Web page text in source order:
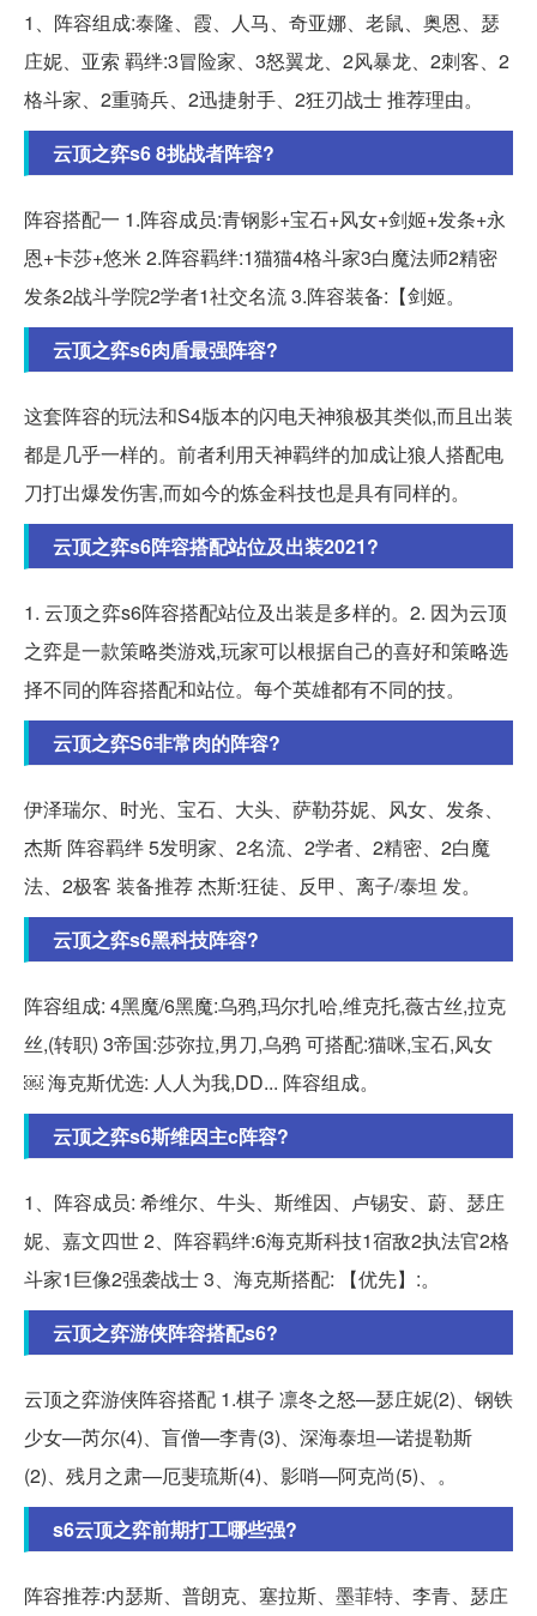
1、阵容组成:泰隆、霞、人马、奇亚娜、老鼠、奥恩、瑟
庄妮、亚索 羁绊:3冒险家、3怒翼龙、2风暴龙、2刺客、2
格斗家、2重骑兵、2迅捷射手、2狂刃战士 推荐理由。
云顶之弈s6 8挑战者阵容?
阵容搭配一 1.阵容成员:青钢影+宝石+风女+剑姬+发条+永
恩+卡莎+悠米 2.阵容羁绊:1猫猫4格斗家3白魔法师2精密
发条2战斗学院2学者1社交名流 3.阵容装备:【剑姬。
云顶之弈s6肉盾最强阵容?
这套阵容的玩法和S4版本的闪电天神狼极其类似,而且出装
都是几乎一样的。前者利用天神羁绊的加成让狼人搭配电
刀打出爆发伤害,而如今的炼金科技也是具有同样的。
云顶之弈s6阵容搭配站位及出装2021?
1. 云顶之弈s6阵容搭配站位及出装是多样的。2. 因为云顶
之弈是一款策略类游戏,玩家可以根据自己的喜好和策略选
择不同的阵容搭配和站位。每个英雄都有不同的技。
云顶之弈S6非常肉的阵容?
伊泽瑞尔、时光、宝石、大头、萨勒芬妮、风女、发条、
杰斯 阵容羁绊 5发明家、2名流、2学者、2精密、2白魔
法、2极客 装备推荐 杰斯:狂徒、反甲、离子/泰坦 发。
云顶之弈s6黑科技阵容?
阵容组成: 4黑魔/6黑魔:乌鸦,玛尔扎哈,维克托,薇古丝,拉克
丝,(转职) 3帝国:莎弥拉,男刀,乌鸦 可搭配:猫咪,宝石,风女
￼ 海克斯优选: 人人为我,DD... 阵容组成。
云顶之弈s6斯维因主c阵容?
1、阵容成员: 希维尔、牛头、斯维因、卢锡安、蔚、瑟庄
妮、嘉文四世 2、阵容羁绊:6海克斯科技1宿敌2执法官2格
斗家1巨像2强袭战士 3、海克斯搭配: 【优先】:。
云顶之弈游侠阵容搭配s6?
云顶之弈游侠阵容搭配 1.棋子 凛冬之怒—瑟庄妮(2)、钢铁
少女—芮尔(4)、盲僧—李青(3)、深海泰坦—诺提勒斯
(2)、残月之肃—厄斐琉斯(4)、影哨—阿克尚(5)、。
s6云顶之弈前期打工哪些强?
阵容推荐:内瑟斯、普朗克、塞拉斯、墨菲特、李青、瑟庄